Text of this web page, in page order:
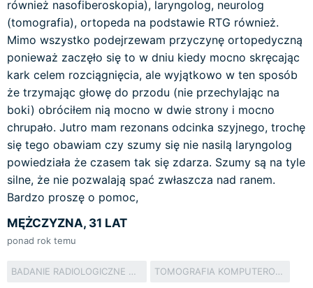
również nasofiberoskopia), laryngolog, neurolog
(tomografia), ortopeda na podstawie RTG również.
Mimo wszystko podejrzewam przyczynę ortopedyczną
ponieważ zaczęło się to w dniu kiedy mocno skręcając
kark celem rozciągnięcia, ale wyjątkowo w ten sposób
że trzymając głowę do przodu (nie przechylając na
boki) obróciłem nią mocno w dwie strony i mocno
chrupało. Jutro mam rezonans odcinka szyjnego, trochę
się tego obawiam czy szumy się nie nasilą laryngolog
powiedziała że czasem tak się zdarza. Szumy są na tyle
silne, że nie pozwalają spać zwłaszcza nad ranem.
Bardzo proszę o pomoc,
MĘŻCZYZNA, 31 LAT
ponad rok temu
BADANIE RADIOLOGICZNE W ORTOPEDII I TRAUMATOLOGII TOMOGRAFIA KOMPUTEROWA